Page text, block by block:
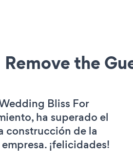
Remove the
Bliss For
ha superado el
construcción de la
¡felicidades!